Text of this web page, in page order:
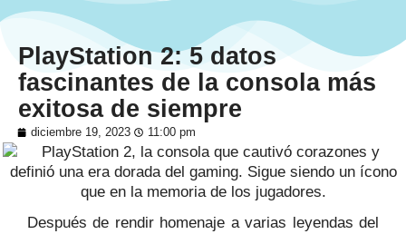
PlayStation 2: 5 datos
fascinantes de la consola más
exitosa de siempre
diciembre 19, 2023 11:00 pm
Después de rendir homenaje a varias leyendas del